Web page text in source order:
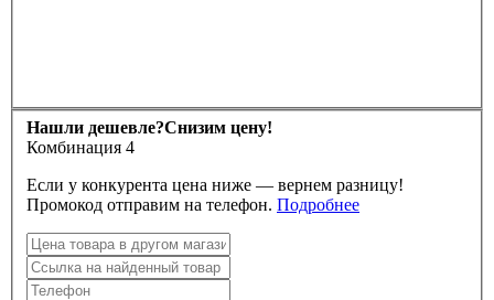
Нашли дешевле?Снизим цену!
Комбинация 4
Если у конкурента цена ниже — вернем разницу!
Промокод отправим на телефон. Подробнее